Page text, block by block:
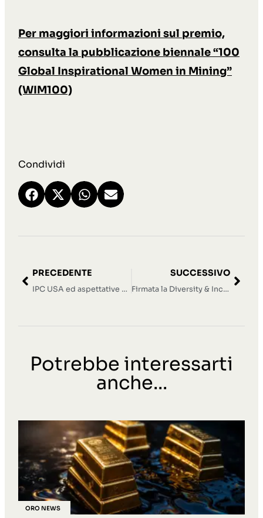
Per maggiori informazioni sul premio,
consulta la pubblicazione biennale “100
Global Inspirational Women in Mining”
(WIM100)
Condividi
PRECEDENTE
IPC USA ed aspettative Fed. India, Vietnam e Banche Centrali supportano la domanda di oro
SUCCESSIVO
Firmata la Diversity & Inclusion Policy
Potrebbe interessarti
anche...
ORO NEWS